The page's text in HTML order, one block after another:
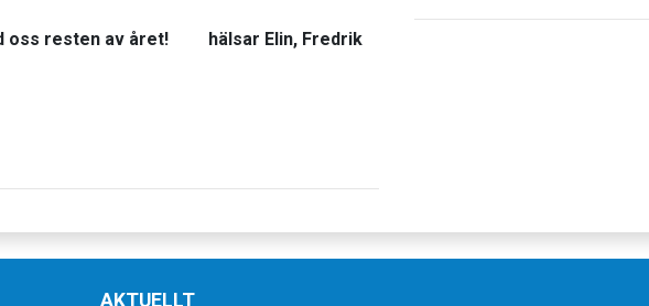
oss resten av året! hälsar Elin, Fredrik
AKTUELLT